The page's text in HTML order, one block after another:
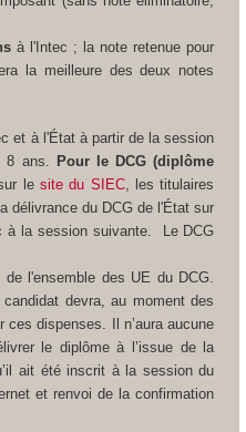
à l'Intec ; la note retenue pour
la meilleure des deux notes
et à l'État à partir de la session
8 ans. Pour le DCG (diplôme
lesite du SIEC, les titulaires
délivrance du DCG de l'État sur
à la session suivante.
Le DCG
l'ensemble des UE du DCG.
devra, au moment des
ces dispenses. Il n’aura aucune
le diplôme à l’issue de la
ait été inscrit à la session du
et renvoi de la confirmation